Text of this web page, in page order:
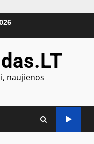
naujienos